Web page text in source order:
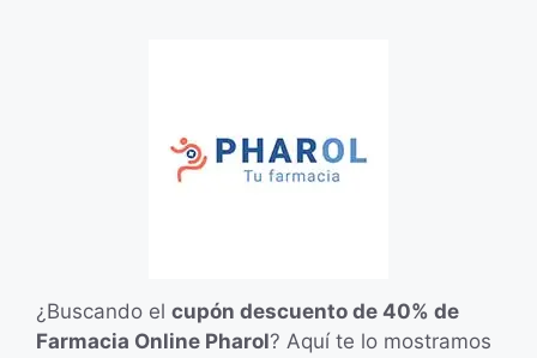
¿Buscando el cupón descuento de 40% de
Farmacia Online Pharol? Aquí te lo mostramos